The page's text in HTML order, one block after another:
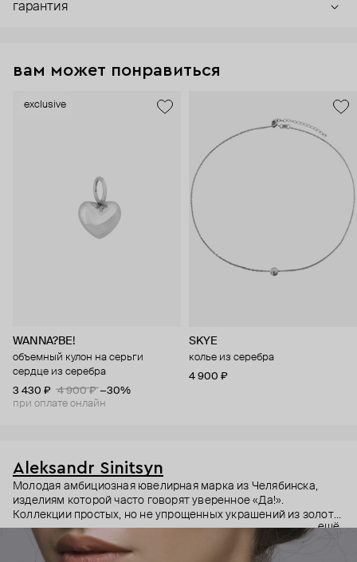
гарантия
вам может понравиться
exclusive
WANNA?BE!
объемный кулон на серьги
сердце из серебра
3 430 ₽
4 900 ₽ −30%
при оплате онлайн
SKYE
колье из серебра
4 900 ₽
Aleksandr Sinitsyn
Молодая амбициозная ювелирная марка из Челябинска,
изделиям которой часто говорят уверенное «Да!».
Коллекции простых, но не упрощенных украшений из золота
и серебра с полудрагоценными камнями авторской
асимметричной огранки. Все модели выполняются вручную:
каждая деталь прорезается ювелиром из грубого куска
ещё